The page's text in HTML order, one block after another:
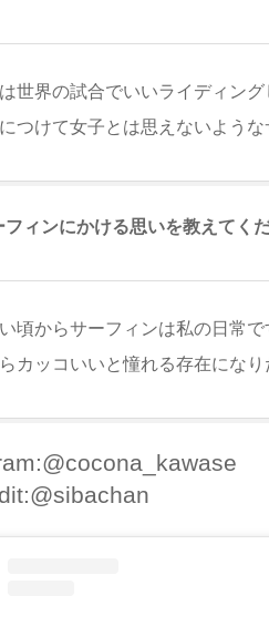
世界の試合でいいライディン
つけて女子とは思えないような
ィンにかける思いを教えてくだ
頃からサーフィンは私の日常
カッコいいと憧れる存在になり